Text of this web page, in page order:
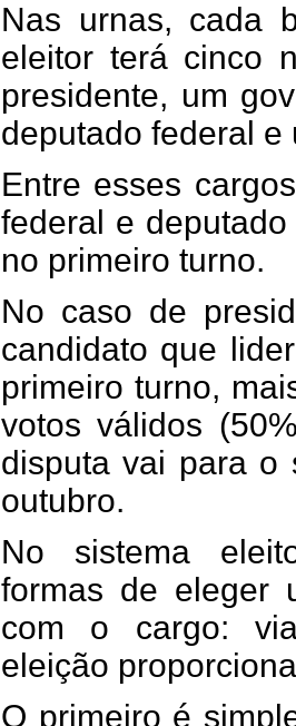
Nas urnas, cada
eleitor terá cinco
presidente, um
deputado federal e
Entre esses
federal e
no primeiro turno.
No caso de
candidato que
primeiro turno,
votos válidos
disputa vai para o
outubro.
No sistema
formas de eleger
com o cargo:
eleição
O primeiro é